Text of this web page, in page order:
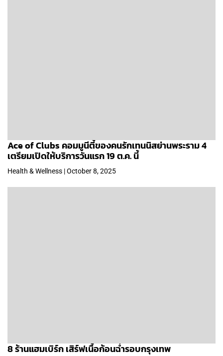
Ace of Clubs คอมมูนีตี้ของคนรักเทนนิสย่านพระราม 4
เตรียมเปิดให้บริการวันแรก 19 ต.ค. นี้
Health & Wellness | October 8, 2025
8 ร้านแฮมเบิร์ก เสิร์ฟเนื้อก้อนฉ่ำรอบกรุงเทพ